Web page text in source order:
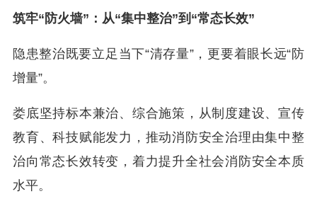
筑牢“防火墙”：从“集中整治”到“常态长效”
隐患整治既要立足当下“清存量”，更要着眼长远“防
增量”。
娄底坚持标本兼治、综合施策，从制度建设、宣传
教育、科技赋能发力，推动消防安全治理由集中整
治向常态长效转变，着力提升全社会消防安全本质
水平。